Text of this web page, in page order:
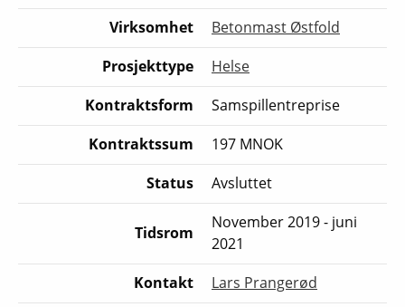
Virksomhet
Betonmast Østfold
Prosjekttype
Helse
Kontraktsform
Samspillentreprise
Kontraktssum
197 MNOK
Status
Avsluttet
Tidsrom
November 2019 - juni
2021
Kontakt
Lars Prangerød